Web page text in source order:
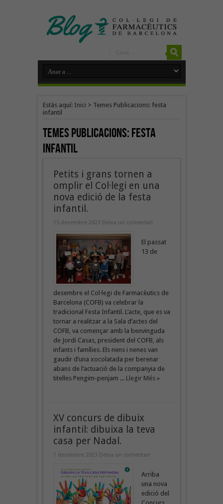
Estàs aquí: Inici > Temes Publicacions: festa
infantil
Temes Publicacions:festa
infantil
Petits i grans tornen a
omplir el Col·legi en una
nova edició de la festa
infantil.
15 desembre 2023 Deixa un comentari
El passat
13 de
desembre el Col·legi de Farmacèutics de
Barcelona (COFB) va celebrar la
tradicional Festa Infantil. L’acte, que es va
tornar a realitzar a la Sala d’actes del
COFB, va començar amb la benvinguda
de Jordi Casas, president del COFB, als
infants i famílies. Els nens i nenes van
gaudir d’una xocolatada per berenar
abans de l’actuació de la companyia de
titelles Pengim-penjam ... Llegir Més »
XV concurs de dibuix
infantil: dibuixa la teva
casa per Nadal.
1 desembre 2023 Deixa un comentari
Arriba
una nova
edició del